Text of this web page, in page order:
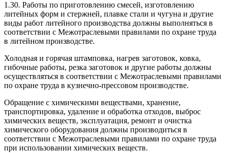
1.30. Работы по приготовлению смесей, изготовлению
литейных форм и стержней, плавке стали и чугуна и другие
виды работ литейного производства должны выполняться в
соответствии с Межотраслевыми правилами по охране труда
в литейном производстве.
Холодная и горячая штамповка, нагрев заготовок, ковка,
гибочные работы, резка заготовок и другие работы должны
осуществляться в соответствии с Межотраслевыми правилами
по охране труда в кузнечно-прессовом производстве.
Обращение с химическими веществами, хранение,
транспортировка, удаление и обработка отходов, выброс
химических веществ, эксплуатация, ремонт и очистка
химического оборудования должны производиться в
соответствии с Межотраслевыми правилами по охране труда
при использовании химических веществ.